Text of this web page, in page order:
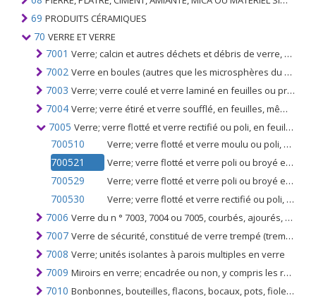
69 PRODUITS CÉRAMIQUES
70 VERRE ET VERRE
7001 Verre; calcin et autres déchets et débris de verre, verre dans la masse
7002 Verre en boules (autres que les microsphères du n ° 7018), barres ou tubes, non travaillé
7003 Verre; verre coulé et verre laminé en feuilles ou profilés, même comportant une couche absorbante, réfléchissante ou non-réfléchissante, mais non autrement travaillé
7004 Verre; verre étiré et verre soufflé, en feuilles, même comportant une couche absorbante, réfléchissante ou non réfléchissante, mais non autrement travaillé
7005 Verre; verre flotté et verre rectifié ou poli, en feuilles, même comportant une couche absorbante, réfléchissante ou non réfléchissante, mais non autrement travaillé
700510 Verre; verre flotté et verre moulu ou poli, en feuilles, non câblé, ayant une couche absorbante réfléchissante ou non réfléchissante
700521 Verre; verre flotté et verre poli ou broyé en surface, en feuilles, non câblé, coloré dans toute la masse (teinté dans la masse), opacifié, feuilleté ou simplement à la surface
700529 Verre; verre flotté et verre poli ou broyé en surface, en feuilles, non câblé (autre que coloré dans la masse (masse teintée), opacifié, flashé ou simplement moulu en surface)
700530 Verre; verre flotté et verre rectifié ou poli, en feuilles, verre armé, même pourvu d'une couche absorbante ou réfléchissante
7006 Verre du n ° 7003, 7004 ou 7005, courbés, ajourés, gravés, percés, émaillés ou autrement travaillés, non encadrés ni munis d'autres matières
7007 Verre de sécurité, constitué de verre trempé (trempé) ou stratifié
7008 Verre; unités isolantes à parois multiples en verre
7009 Miroirs en verre; encadrée ou non, y compris les rétroviseurs
7010 Bonbonnes, bouteilles, flacons, bocaux, pots, fioles, ampoules, récipients en verre pour le transport ou l'emballage des marchandises; conservation de pots de verre; bouchons, couvercles et autres fermetures en verre